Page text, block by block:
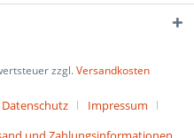
zzgl.Versandkosten
Datenschutz
Impressum